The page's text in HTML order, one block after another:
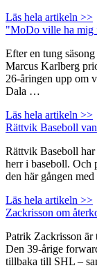
Läs hela artikeln >>
"MoDo ville ha mig
Efter en tung
Marcus Karlberg
26-åringen upp om
Dala …
Läs hela artikeln >>
Rättvik Baseboll
Rättvik Baseboll
herr i baseboll. Och
den här gången
Läs hela artikeln >>
Zackrisson om
Patrik Zackrisson är
Den 39-årige
tillbaka till SHL –